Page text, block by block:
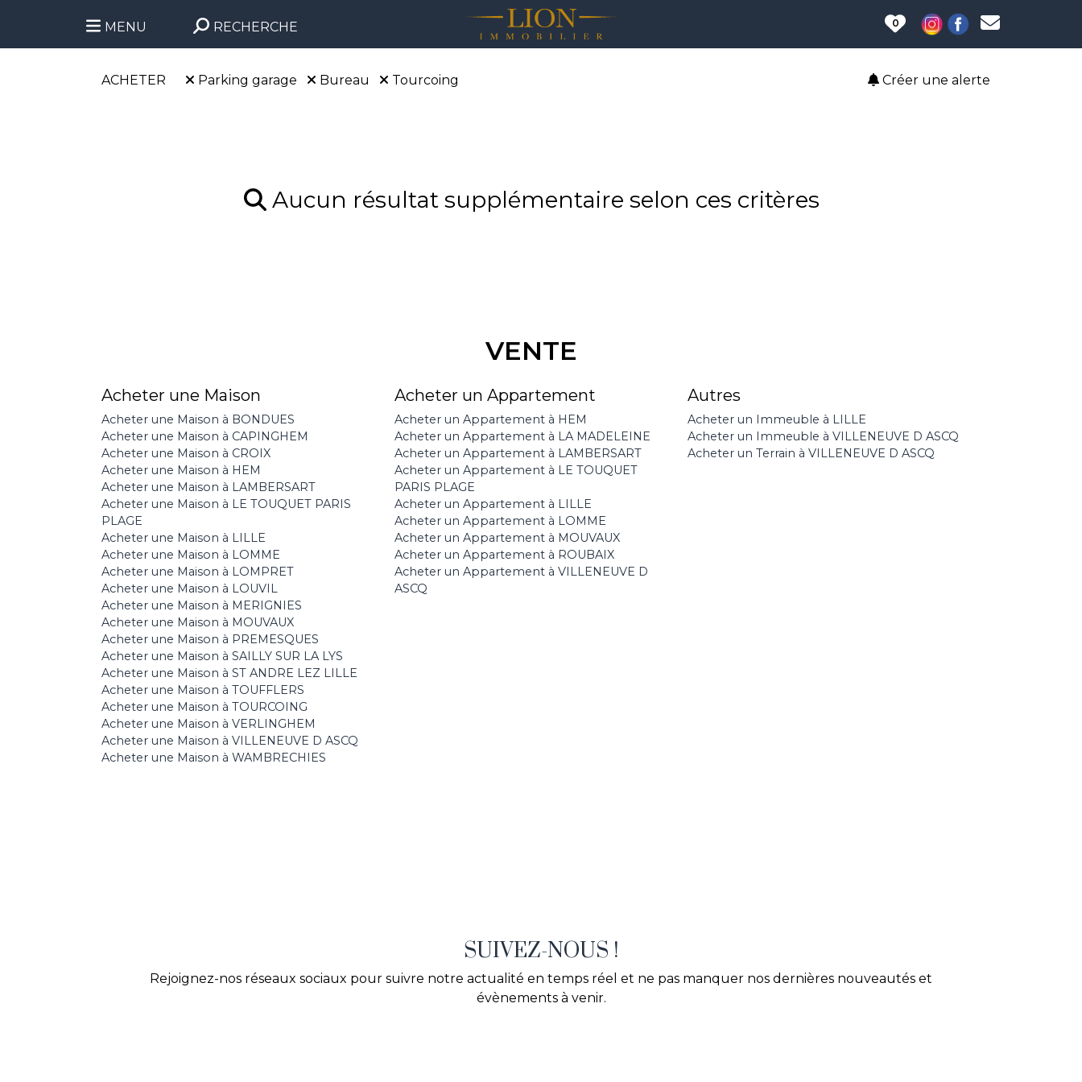
MENU RECHERCHE 0
Créer une alerte
ACHETER Parking garage Bureau Tourcoing
Aucun résultat supplémentaire selon ces critères
VENTE
Acheter une Maison
Acheter une Maison à BONDUES
Acheter une Maison à CAPINGHEM
Acheter une Maison à CROIX
Acheter une Maison à HEM
Acheter une Maison à LAMBERSART
Acheter une Maison à LE TOUQUET PARIS
PLAGE
Acheter une Maison à LILLE
Acheter une Maison à LOMME
Acheter une Maison à LOMPRET
Acheter une Maison à LOUVIL
Acheter une Maison à MERIGNIES
Acheter une Maison à MOUVAUX
Acheter une Maison à PREMESQUES
Acheter une Maison à SAILLY SUR LA LYS
Acheter une Maison à ST ANDRE LEZ LILLE
Acheter une Maison à TOUFFLERS
Acheter une Maison à TOURCOING
Acheter une Maison à VERLINGHEM
Acheter une Maison à VILLENEUVE D ASCQ
Acheter une Maison à WAMBRECHIES
Acheter un Appartement
Acheter un Appartement à HEM
Acheter un Appartement à LA MADELEINE
Acheter un Appartement à LAMBERSART
Acheter un Appartement à LE TOUQUET
PARIS PLAGE
Acheter un Appartement à LILLE
Acheter un Appartement à LOMME
Acheter un Appartement à MOUVAUX
Acheter un Appartement à ROUBAIX
Acheter un Appartement à VILLENEUVE D
ASCQ
Autres
Acheter un Immeuble à LILLE
Acheter un Immeuble à VILLENEUVE D ASCQ
Acheter un Terrain à VILLENEUVE D ASCQ
SUIVEZ-NOUS !
Rejoignez-nos réseaux sociaux pour suivre notre actualité en temps réel et ne pas manquer nos dernières nouveautés et
évènements à venir.